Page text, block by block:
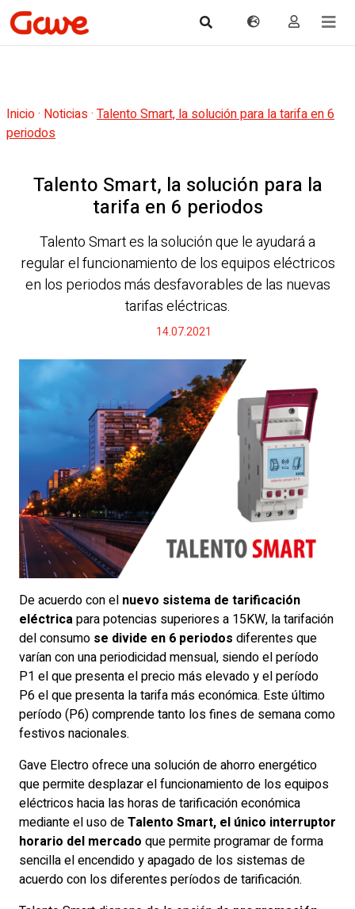
Inicio· Noticias· Talento Smart, la solución para la tarifa en 6
periodos
Talento Smart, la solución para la
tarifa en 6 periodos
Talento Smart es la solución que le ayudará a
regular el funcionamiento de los equipos eléctricos
en los periodos más desfavorables de las nuevas
tarifas eléctricas.
14.07.2021
De acuerdo con el nuevo sistema de tarificación
eléctricapara potencias superiores a 15KW, la tarifación
del consumo se divide en 6 periodos diferentes que
varían con una periodicidad mensual, siendo el período
P1 el que presenta el precio más elevado y el período
P6 el que presenta la tarifa más económica. Este último
período (P6) comprende tanto los fines de semana como
festivos nacionales.
Gave Electro ofrece una solución de ahorro energético
que permite desplazar el funcionamiento de los equipos
eléctricos hacia las horas de tarificación económica
mediante el uso deTalento Smart, el único interruptor
horario del mercado que permite programar de forma
sencilla el encendido y apagado de los sistemas de
acuerdo con los diferentes períodos de tarificación.